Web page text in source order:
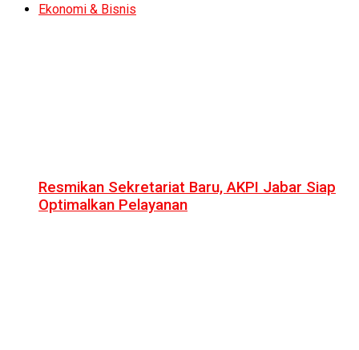
Ekonomi & Bisnis
Resmikan Sekretariat Baru, AKPI Jabar Siap
Optimalkan Pelayanan